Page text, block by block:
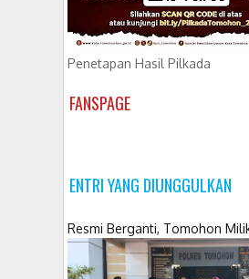
Penetapan Hasil Pilkada
FANSPAGE
ENTRI YANG DIUNGGULKAN
Resmi Berganti, Tomohon